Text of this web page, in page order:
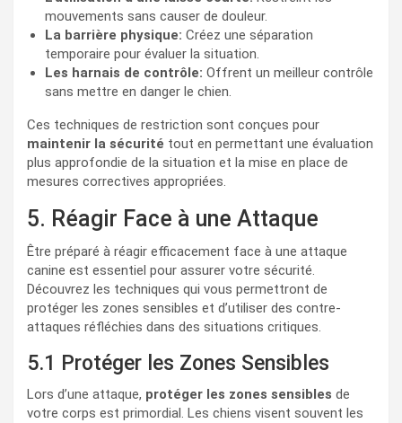
mouvements sans causer de douleur.
La barrière physique: Créez une séparation
temporaire pour évaluer la situation.
Les harnais de contrôle: Offrent un meilleur contrôle
sans mettre en danger le chien.
Ces techniques de restriction sont conçues pour
maintenir la sécurité tout en permettant une évaluation
plus approfondie de la situation et la mise en place de
mesures correctives appropriées.
5. Réagir Face à une Attaque
Être préparé à réagir efficacement face à une attaque
canine est essentiel pour assurer votre sécurité.
Découvrez les techniques qui vous permettront de
protéger les zones sensibles et d’utiliser des contre-
attaques réfléchies dans des situations critiques.
5.1 Protéger les Zones Sensibles
Lors d’une attaque, protéger les zones sensibles de
votre corps est primordial. Les chiens visent souvent les